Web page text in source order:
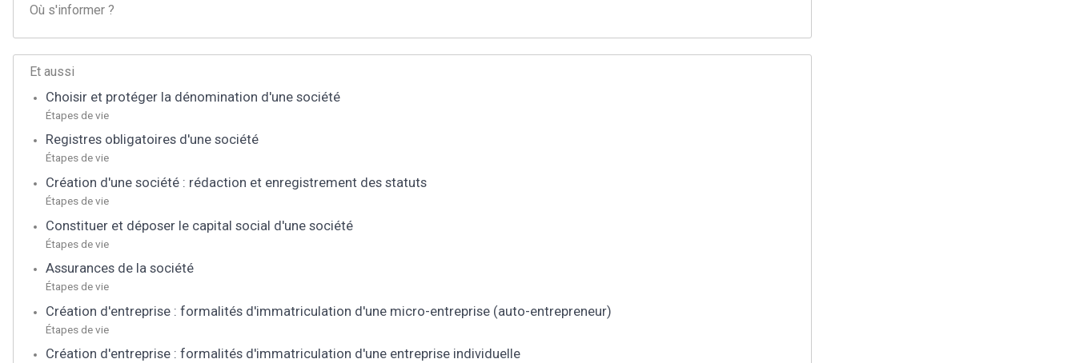
Où s'informer ?
Et aussi
Choisir et protéger la dénomination d'une société
Étapes de vie
Registres obligatoires d'une société
Étapes de vie
Création d'une société : rédaction et enregistrement des statuts
Étapes de vie
Constituer et déposer le capital social d'une société
Étapes de vie
Assurances de la société
Étapes de vie
Création d'entreprise : formalités d'immatriculation d'une micro-entreprise (auto-entrepreneur)
Étapes de vie
Création d'entreprise : formalités d'immatriculation d'une entreprise individuelle